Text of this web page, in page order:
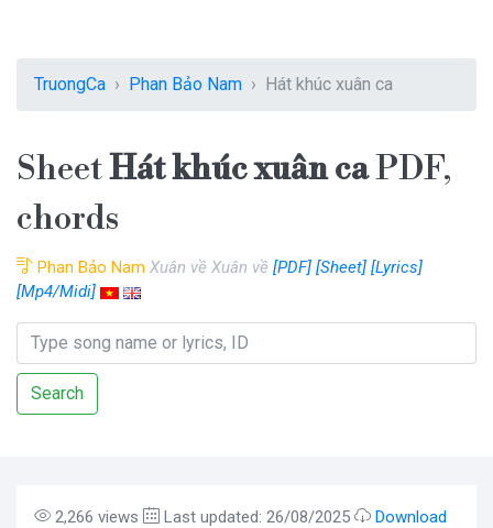
TruongCa Phan Bảo Nam Hát khúc xuân ca
SheetHát khúc xuân caPDF,
chords
Phan Bảo Nam Xuân về Xuân về [PDF] [Sheet] [Lyrics]
[Mp4/Midi]
Search
2,266 views Last updated: 26/08/2025
Download